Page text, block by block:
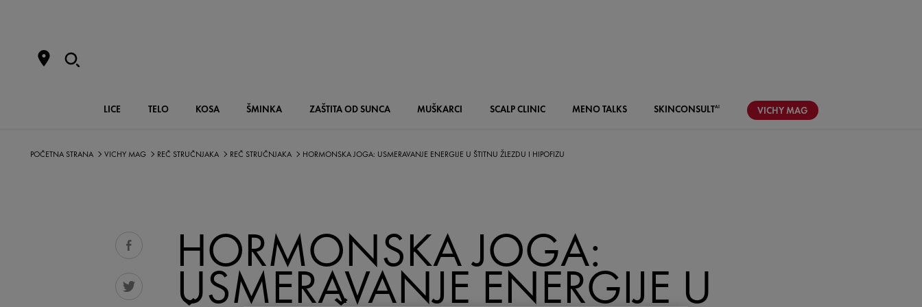
LICE TELO KOSA ŠMINKA ZAŠTITA OD SUNCA MUŠKARCI SCALPCLINIC MENOTALKS SKINCONSULTAI VICHYMAG
POČETNA STRANA VICHY MAG REČ STRUČNJAKA REČ STRUČNJAKA HORMONSKA JOGA: USMERAVANJE ENERGIJE U ŠTITNU ŽLEZDU I HIPOFIZU
HORMONSKA JOGA:
USMERAVANJE ENERGIJE U